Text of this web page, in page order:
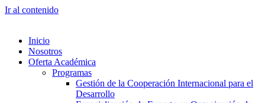
Ir al contenido
Inicio
Nosotros
Oferta Académica
Programas
Gestión de la Cooperación Internacional para el
Desarrollo